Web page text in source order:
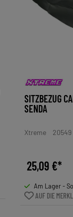
SITZBEZUG
SENDA
Xtreme 20549
25,09 €*
Am Lager -
AUF DIE